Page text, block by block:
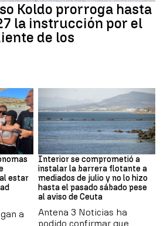
Koldo prorroga hasta
la instrucción por el
de los
estar
a
CRISIS MIGRATORIA
Interior se comprometió a
instalar la barrera flotante a
mediados de julio y no lo hizo
hasta el pasado sábado pese
al aviso de Ceuta
Antena 3 Noticias ha
podido confirmar que